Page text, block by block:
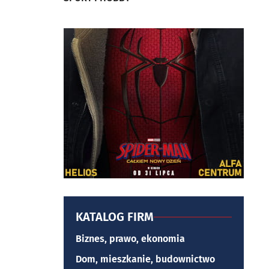
KATALOG FIRM
Biznes, prawo, ekonomia
Dom, mieszkanie, budownictwo